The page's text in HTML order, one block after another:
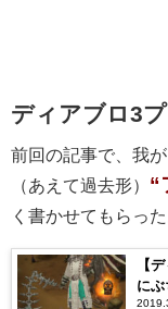
ディアブロ3
前回の記事で、我
（あえて過去形） “
く書かせてもらった
【
にぶ